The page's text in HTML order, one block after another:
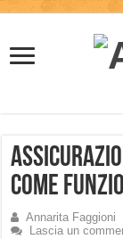
come
Annarita Faggioni
Lascia un